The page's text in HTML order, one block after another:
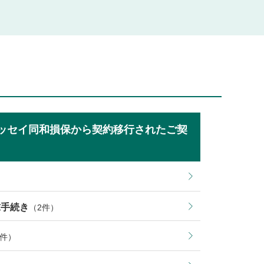
セイ同和損保から契約移行されたご契
続き （2件）
）